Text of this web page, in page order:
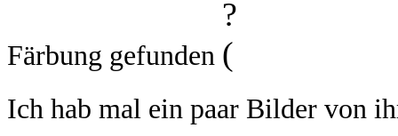
Färbung gefunden
Ich hab mal ein paar Bilder von